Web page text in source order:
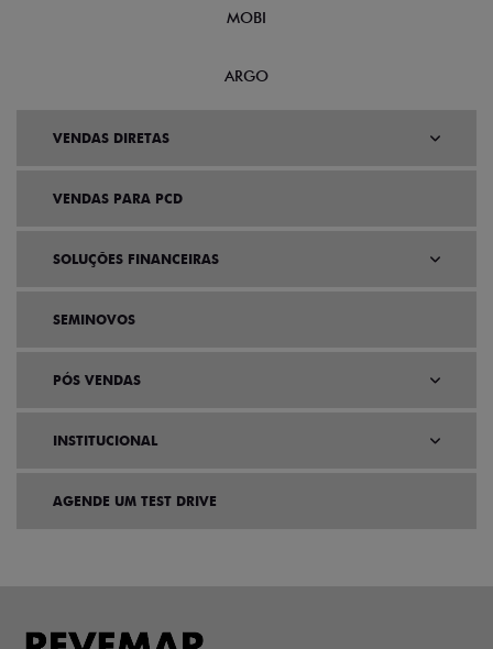
MOBI
ARGO
VENDAS DIRETAS
VENDAS PARA PCD
SOLUÇÕES FINANCEIRAS
SEMINOVOS
PÓS VENDAS
INSTITUCIONAL
AGENDE UM TEST DRIVE